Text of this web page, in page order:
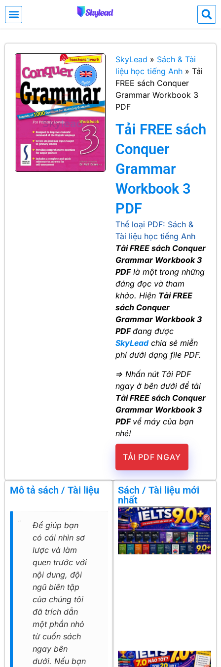
SkyLead » Sách & Tài
liệu học tiếng Anh » Tải
FREE sách Conquer
Grammar Workbook 3
PDF
Tải FREE sách
Conquer
Grammar
Workbook 3
PDF
Thể loại PDF: Sách &
Tài liệu học tiếng Anh
Tải FREE sách Conquer
Grammar Workbook 3
PDFlà một trong những
đáng đọc và tham
khảo. Hiện Tải FREE
sách Conquer
Grammar Workbook 3
PDFđang được
SkyLeadchia sẻ miễn
phí dưới dạng file PDF.
=> Nhấn nút Tải PDF
ngay ở bên dưới để tải
Tải FREE sách Conquer
Grammar Workbook 3
PDF về máy của bạn
nhé!
TẢI PDF NGAY
Mô tả sách / Tài liệu
Để giúp bạn
có cái nhìn sơ
lược và làm
quen trước với
nội dung, đội
ngũ biên tập
của chúng tôi
đã trích dẫn
một phần nhỏ
từ cuốn sách
ngay bên
dưới. Nếu bạn
Sách / Tài liệu mới
nhất